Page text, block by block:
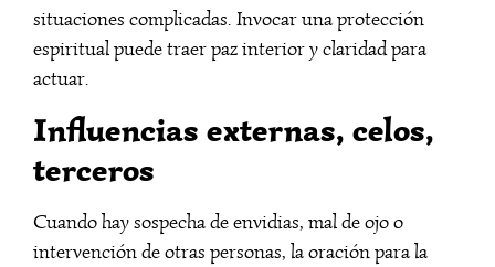
situaciones complicadas. Invocar una protección
espiritual puede traer paz interior y claridad para
actuar.
Influencias externas, celos,
terceros
Cuando hay sospecha de envidias, mal de ojo o
intervención de otras personas, la oración para la